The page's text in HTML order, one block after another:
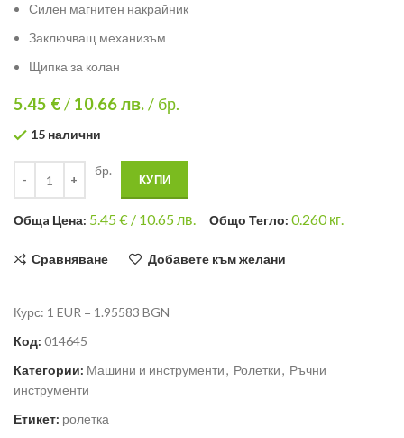
Силен магнитен накрайник
Заключващ механизъм
Щипка за колан
5.45 €/ 10.66лв./ бр.
15 налични
бр.
КУПИ
Общa Цена: 5.45€ / 10.65 лв. Общо Тегло: 0.260кг.
Сравняване Добавете към желани
Курс: 1 EUR = 1.95583 BGN
Код: 014645
Категории: Машини и инструменти, Ролетки, Ръчни
инструменти
Етикет: ролетка